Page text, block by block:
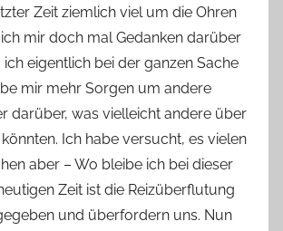
n
Y
v
o
n
n
e
Zeit ziemlich viel um die Ohren
mir doch mal Gedanken darüber
eigentlich bei der ganzen Sache
mir mehr Sorgen um andere
darüber, was vielleicht andere über
Ich habe versucht, es vielen
aber – Wo bleibe ich bei dieser
Zeit ist die Reizüberflutung
und überfordern uns. Nun